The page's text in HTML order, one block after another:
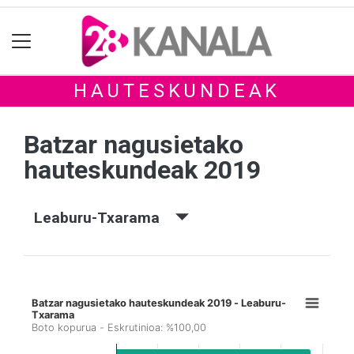
HAUTESKUNDEAK
Batzar nagusietako
hauteskundeak 2019
Leaburu-Txarama
Batzar nagusietako hauteskundeak 2019 - Leaburu-
Txarama
Boto kopurua - Eskrutinioa: %100,00